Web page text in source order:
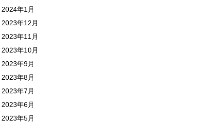
2024年1月
2023年12月
2023年11月
2023年10月
2023年9月
2023年8月
2023年7月
2023年6月
2023年5月